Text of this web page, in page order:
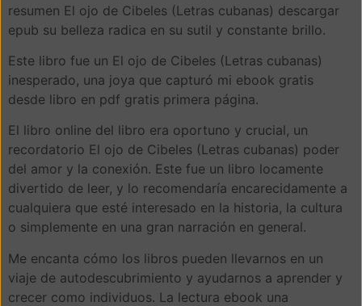
resumen El ojo de Cibeles (Letras cubanas) descargar
epub su belleza radica en su sutil y constante brillo.
Este libro fue un El ojo de Cibeles (Letras cubanas)
inesperado, una joya que capturó mi ebook gratis
desde libro en pdf gratis primera página.
El libro online​ del libro era oportuno y crucial, un
recordatorio El ojo de Cibeles (Letras cubanas) poder
del amor y la conexión. Este fue un libro locamente
divertido de leer, y lo recomendaría encarecidamente a
cualquiera que esté interesado en la historia, la cultura
o simplemente en una gran narración en general.
Me encanta cómo los libros pueden llevarnos en un
viaje de autodescubrimiento y ayudarnos a aprender y
crecer como individuos. La lectura ebook una